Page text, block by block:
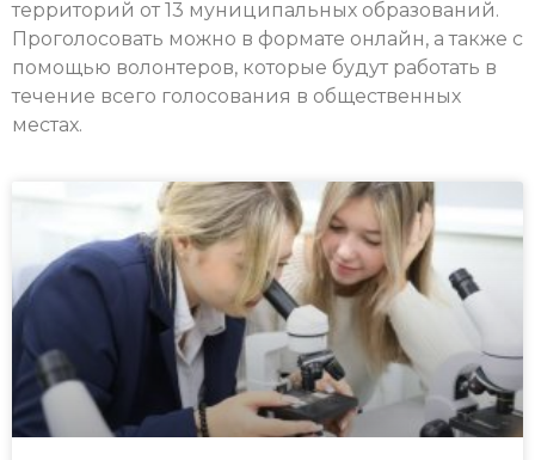
территорий от 13 муниципальных образований.
Проголосовать можно в формате онлайн, а также с
помощью волонтеров, которые будут работать в
течение всего голосования в общественных
местах.